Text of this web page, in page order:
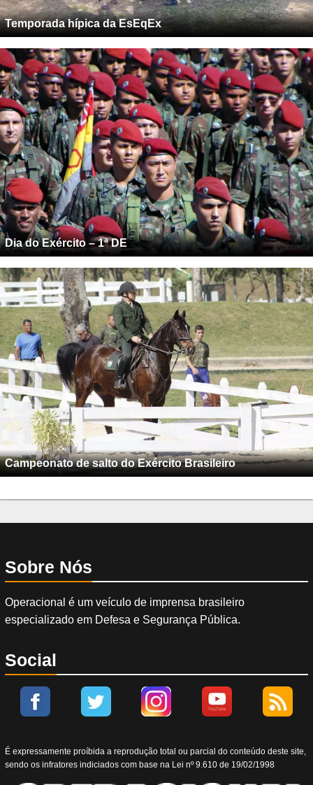
Temporada hípica da EsEqEx
Dia do Exército – 1ª DE
Campeonato de salto do Exército Brasileiro
Sobre Nós
Operacional é um veículo de imprensa brasileiro
especializado em Defesa e Segurança Pública.
Social
É expressamente proíbida a reprodução total ou parcial do conteúdo deste site,
sendo os infratores indiciados com base na Lei nº 9.610 de 19/02/1998